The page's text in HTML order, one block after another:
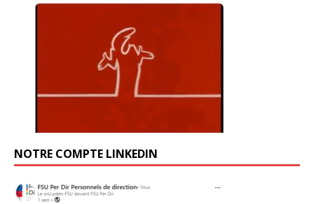
NOTRE COMPTE LINKEDIN